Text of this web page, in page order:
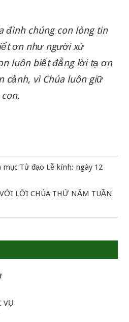
VỤ
đình chúng con lòng tin
ơn như người xứ
luôn biết đẳng lời tạ ơn
cảnh, vì Chúa luôn giữ
Tử đạo Lễ kính: ngày 12
LỜI CHÚA THỨ NĂM TUẦN